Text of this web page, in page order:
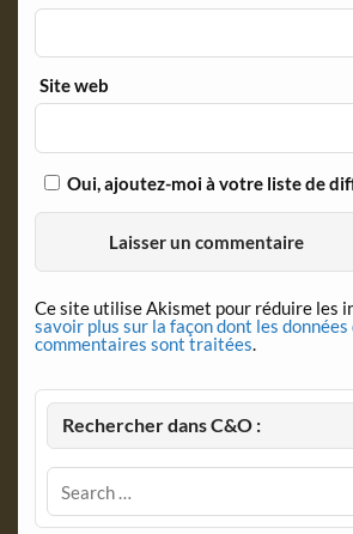
Site web
Oui, ajoutez-moi à votre liste de
Ce site utilise Akismet pour réduire les
savoir plus sur la façon dont les données
commentaires sont traitées.
Rechercher dans C&O :